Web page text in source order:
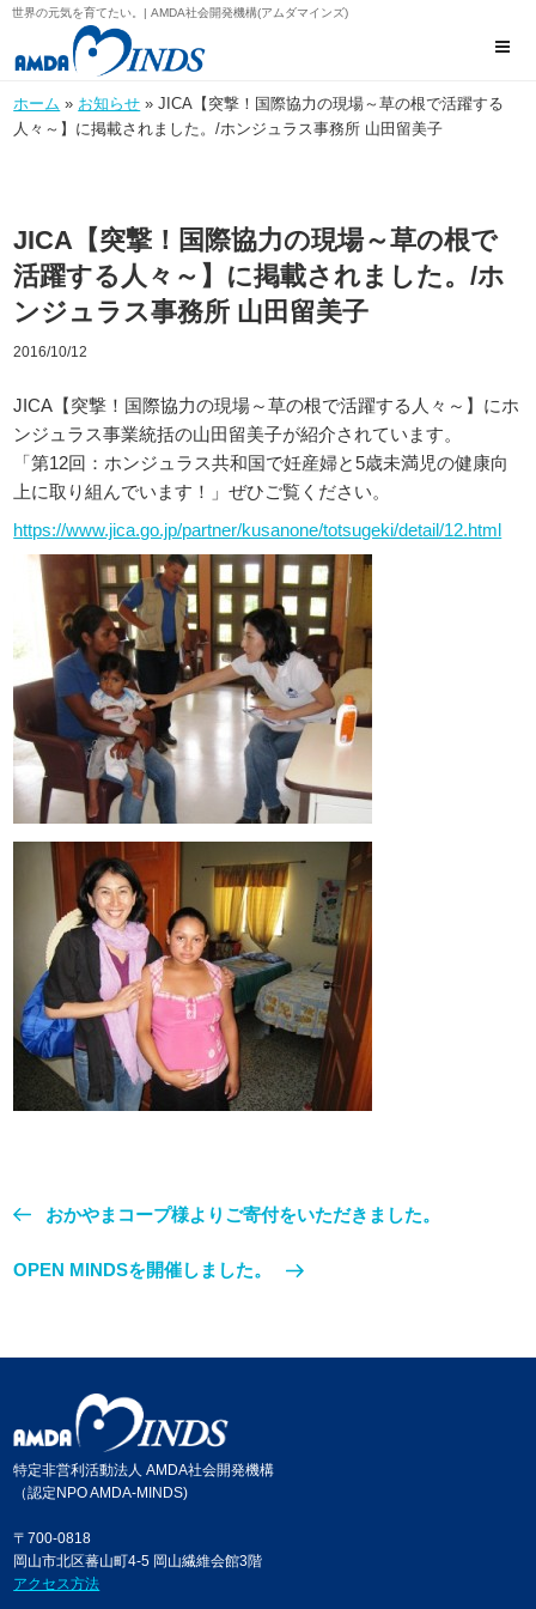
世界の元気を育てたい。| AMDA社会開発機構(アムダマインズ)
ホーム » お知らせ » JICA【突撃！国際協力の現場～草の根で活躍する
人々～】に掲載されました。/ホンジュラス事務所 山田留美子
JICA【突撃！国際協力の現場～草の根で
活躍する人々～】に掲載されました。/ホ
ンジュラス事務所 山田留美子
2016/10/12
JICA【突撃！国際協力の現場～草の根で活躍する人々～】にホ
ンジュラス事業統括の山田留美子が紹介されています。
「第12回：ホンジュラス共和国で妊産婦と5歳未満児の健康向
上に取り組んでいます！」ぜひご覧ください。
https://www.jica.go.jp/partner/kusanone/totsugeki/detail/12.html
おかやまコープ様よりご寄付をいただきました。
OPEN MINDSを開催しました。
特定非営利活動法人 AMDA社会開発機構
（認定NPO AMDA-MINDS)
〒700-0818
岡山市北区蕃山町4-5 岡山繊維会館3階
アクセス方法